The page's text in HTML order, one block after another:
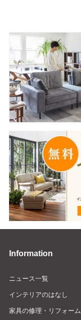
Information
ニュース一覧
インテリアのはなし
家具の修理・リフォーム